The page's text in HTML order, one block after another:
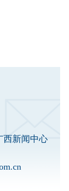
西新闻中心